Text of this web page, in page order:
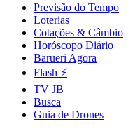
Vasco
Previsão do Tempo
Loterias
Cotações & Câmbio
Horóscopo Diário
Barueri Agora
Flash ⚡
TV JB
Busca
Guia de Drones